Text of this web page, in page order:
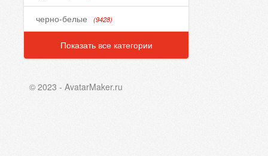
черно-белые (9428)
Показать все категории
© 2023 - AvatarMaker.ru